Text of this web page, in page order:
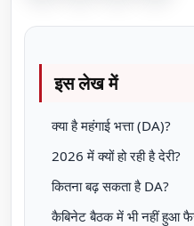
इस लेख में
क्या है महंगाई भत्ता (DA)?
2026 में क्यों हो रही है देरी?
कितना बढ़ सकता है DA?
कैबिनेट बैठक में भी नहीं हुआ